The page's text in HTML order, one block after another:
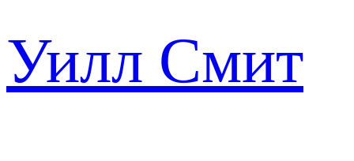
Уилл Смит